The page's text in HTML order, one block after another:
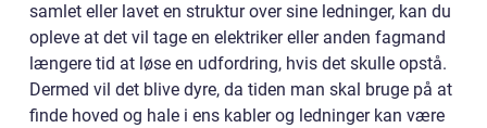
samlet eller lavet en struktur over sine ledninger, kan du
opleve at det vil tage en elektriker eller anden fagmand
længere tid at løse en udfordring, hvis det skulle opstå.
Dermed vil det blive dyre, da tiden man skal bruge på at
finde hoved og hale i ens kabler og ledninger kan være